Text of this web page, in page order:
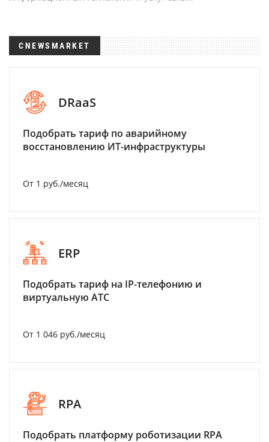
CNEWSMARKET
DRaaS
Подобрать тариф по аварийному
восстановлению ИТ-инфраструктуры
От 1 руб./месяц
ERP
Подобрать тариф на IP-телефонию и
виртуальную АТС
От 1 046 руб./месяц
RPA
Подобрать платформу роботизации RPA